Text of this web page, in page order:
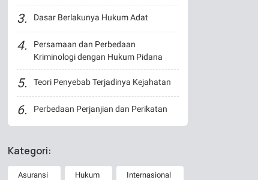
Dasar Berlakunya Hukum Adat
Persamaan dan Perbedaan
Kriminologi dengan Hukum Pidana
Teori Penyebab Terjadinya Kejahatan
Perbedaan Perjanjian dan Perikatan
Kategori:
Asuransi Hukum Internasional